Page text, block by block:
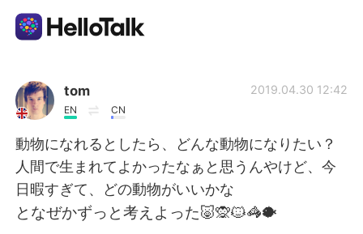
แอปแลกเปลี่ยนทางภาษา
AI Grammar Checker
ไทย
tom
EN CN
2019.04.30 12:42
動物になれるとしたら、どんな動物になりたい？
人間で生まれてよかったなぁと思うんやけど、今
日暇すぎて、どの動物がいいかな
となぜかずっと考えよった🐷🙊🐱🦓🐡